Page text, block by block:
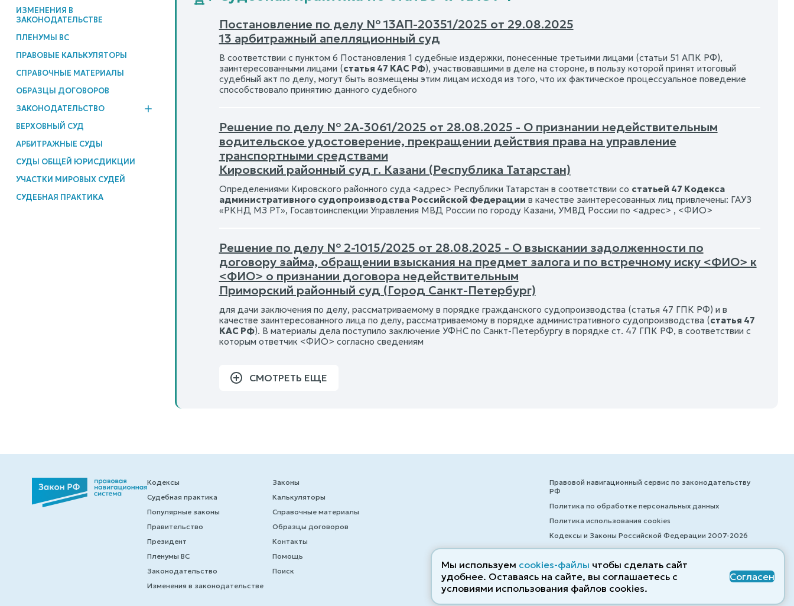
ИЗМЕНЕНИЯ В
ЗАКОНОДАТЕЛЬСТВЕ
ПЛЕНУМЫ ВС
ПРАВОВЫЕ КАЛЬКУЛЯТОРЫ
СПРАВОЧНЫЕ МАТЕРИАЛЫ
ОБРАЗЦЫ ДОГОВОРОВ
ЗАКОНОДАТЕЛЬСТВО
ВЕРХОВНЫЙ СУД
АРБИТРАЖНЫЕ СУДЫ
СУДЫ ОБЩЕЙ ЮРИСДИКЦИИ
УЧАСТКИ МИРОВЫХ СУДЕЙ
СУДЕБНАЯ ПРАКТИКА
Постановление по делу № 13АП-20351/2025 от 29.08.2025
13 арбитражный апелляционный суд
В соответствии с пунктом 6 Постановления 1 судебные издержки, понесенные третьими лицами (статьи 51 АПК РФ),
заинтересованными лицами (статья 47 КАС РФ), участвовавшими в деле на стороне, в пользу которой принят итоговый
судебный акт по делу, могут быть возмещены этим лицам исходя из того, что их фактическое процессуальное поведение
способствовало принятию данного судебного
Решение по делу № 2А-3061/2025 от 28.08.2025 - О признании недействительным
водительское удостоверение, прекращении действия права на управление
транспортными средствами
Кировский районный суд г. Казани (Республика Татарстан)
Определениями Кировского районного суда <адрес> Республики Татарстан в соответствии со статьей 47 Кодекса
административного судопроизводства Российской Федерации в качестве заинтересованных лиц привлечены: ГАУЗ
«РКНД МЗ РТ», Госавтоинспекции Управления МВД России по городу Казани, УМВД России по <адрес> , <ФИО>
Решение по делу № 2-1015/2025 от 28.08.2025 - О взыскании задолженности по
договору займа, обращении взыскания на предмет залога и по встречному иску <ФИО> к
<ФИО> о признании договора недействительным
Приморский районный суд (Город Санкт-Петербург)
для дачи заключения по делу, рассматриваемому в порядке гражданского судопроизводства (статья 47 ГПК РФ) и в
качестве заинтересованного лица по делу, рассматриваемому в порядке административного судопроизводства (статья 47
КАС РФ). В материалы дела поступило заключение УФНС по Санкт-Петербургу в порядке ст. 47 ГПК РФ, в соответствии с
которым ответчик <ФИО> согласно сведениям
СМОТРЕТЬ ЕЩЕ
Кодексы
Судебная практика
Популярные законы
Правительство
Президент
Пленумы ВС
Законодательство
Изменения в законодательстве
Законы
Калькуляторы
Справочные материалы
Образцы договоров
Контакты
Помощь
Поиск
Правовой навигационный сервис по законодательству
РФ
Политика по обработке персональных данных
Политика использования cookies
Кодексы и Законы Российской Федерации 2007-2026
© ZAKONRF.INFO
Мы используем cookies-файлы чтобы сделать сайт
удобнее. Оставаясь на сайте, вы соглашаетесь с
условиями использования файлов cооkies.
Согласен